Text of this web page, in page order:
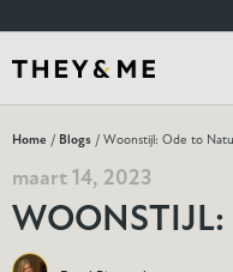
Home / Blogs / Woonstijl: Ode to
maart 14, 2023
WOONSTIJL: